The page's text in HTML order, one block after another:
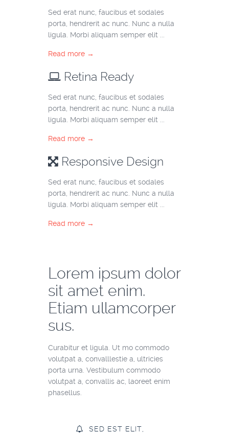
Sed erat nunc, faucibus et sodales
porta, hendrerit ac nunc. Nunc a nulla
ligula. Morbi aliquam semper elit ...
Read more →
Retina Ready
Sed erat nunc, faucibus et sodales
porta, hendrerit ac nunc. Nunc a nulla
ligula. Morbi aliquam semper elit ...
Read more →
Responsive Design
Sed erat nunc, faucibus et sodales
porta, hendrerit ac nunc. Nunc a nulla
ligula. Morbi aliquam semper elit ...
Read more →
Lorem ipsum dolor
sit amet enim.
Etiam ullamcorper
sus.
Curabitur et ligula. Ut mo commodo
volutpat a, convalllestie a, ultricies
porta urna. Vestibulum commodo
volutpat a, convallis ac, laoreet enim
phasellus.
SED EST ELIT,